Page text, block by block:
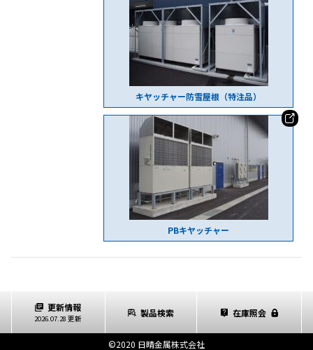
キヤッチャー防雪屋根（特注品）
PBキヤッチャー
更新情報
2026.07.28 更新 製品検索 在庫照会
©2020 日晴金属株式会社